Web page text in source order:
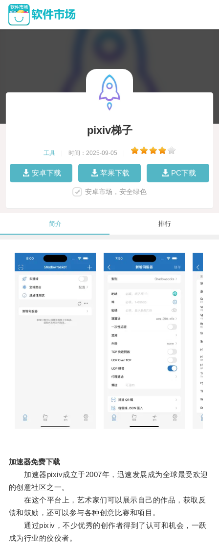
pixiv梯子
工具 时间：2025-09-05
安卓下载 苹果下载 PC下载
安卓市场，安全绿色
简介 排行
加速器免费下载
加速器pixiv成立于2007年，迅速发展成为全球最受欢迎
的创意社区之一。
在这个平台上，艺术家们可以展示自己的作品，获取反
馈和鼓励，还可以参与各种创意比赛和项目。
通过pixiv，不少优秀的创作者得到了认可和机会，一跃
成为行业的佼佼者。